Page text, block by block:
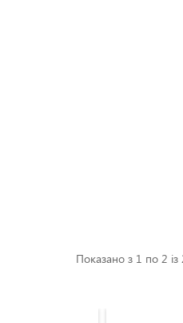
Показано з 1 по 2 із